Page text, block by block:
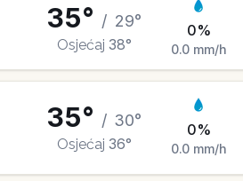
35° / 29°
Osjećaj 38°
0%
0.0mm/h
35° / 30°
Osjećaj 36°
0%
0.0mm/h